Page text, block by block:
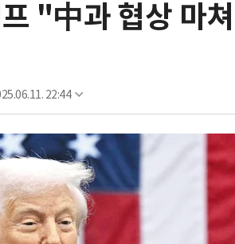
"中과 협상 마
22:44